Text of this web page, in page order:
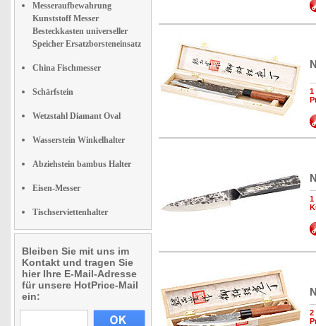
Messeraufbewahrung
Kunststoff Messer
Besteckkasten universeller
Speicher Ersatzborsteneinsatz
China Fischmesser
Schärfstein
Wetzstahl Diamant Oval
Wasserstein Winkelhalter
Abziehstein bambus Halter
Eisen-Messer
Tischserviettenhalter
Bleiben Sie mit uns im
Kontakt und tragen Sie
hier Ihre E-Mail-Adresse
für unsere HotPrice-Mail
ein:
1
1
2